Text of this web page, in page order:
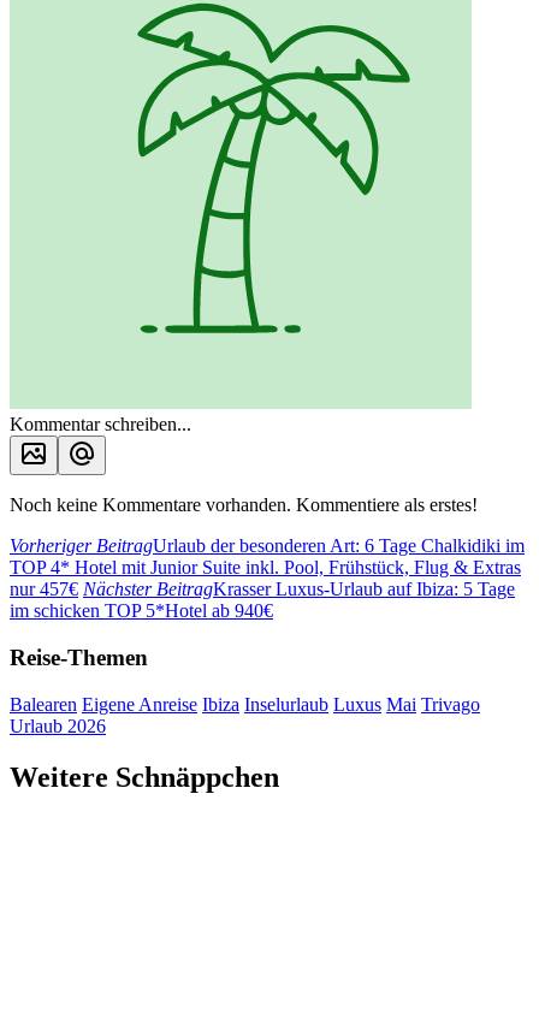
Kommentar schreiben...
Noch keine Kommentare vorhanden. Kommentiere als erstes!
Vorheriger BeitragUrlaub der besonderen Art: 6 Tage Chalkidiki im
TOP 4* Hotel mit Junior Suite inkl. Pool, Frühstück, Flug & Extras
nur 457€ Nächster BeitragKrasser Luxus-Urlaub auf Ibiza: 5 Tage
im schicken TOP 5*Hotel ab 940€
Reise-Themen
Balearen Eigene Anreise Ibiza Inselurlaub Luxus Mai Trivago
Urlaub 2026
Weitere Schnäppchen